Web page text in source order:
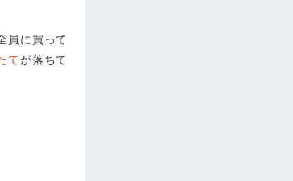
員に買って
てが落ちて